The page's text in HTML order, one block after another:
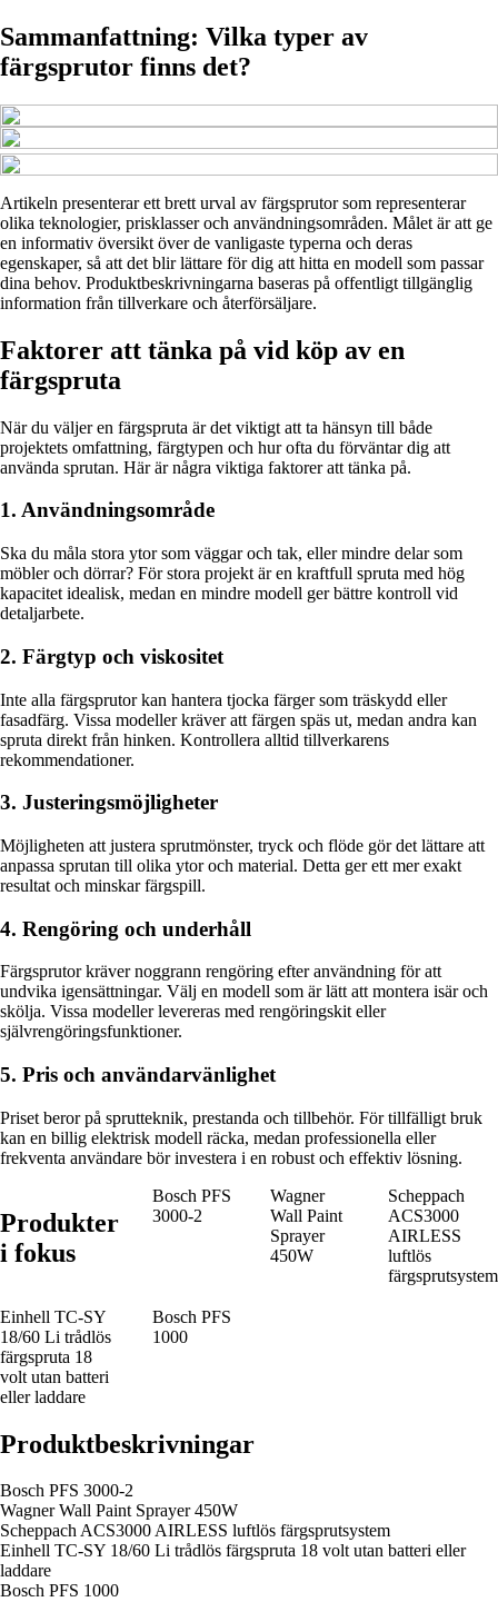
Sammanfattning: Vilka typer av
färgsprutor finns det?
Artikeln presenterar ett brett urval av färgsprutor som representerar
olika teknologier, prisklasser och användningsområden. Målet är att ge
en informativ översikt över de vanligaste typerna och deras
egenskaper, så att det blir lättare för dig att hitta en modell som passar
dina behov. Produktbeskrivningarna baseras på offentligt tillgänglig
information från tillverkare och återförsäljare.
Faktorer att tänka på vid köp av en
färgspruta
När du väljer en färgspruta är det viktigt att ta hänsyn till både
projektets omfattning, färgtypen och hur ofta du förväntar dig att
använda sprutan. Här är några viktiga faktorer att tänka på.
1. Användningsområde
Ska du måla stora ytor som väggar och tak, eller mindre delar som
möbler och dörrar? För stora projekt är en kraftfull spruta med hög
kapacitet idealisk, medan en mindre modell ger bättre kontroll vid
detaljarbete.
2. Färgtyp och viskositet
Inte alla färgsprutor kan hantera tjocka färger som träskydd eller
fasadfärg. Vissa modeller kräver att färgen späs ut, medan andra kan
spruta direkt från hinken. Kontrollera alltid tillverkarens
rekommendationer.
3. Justeringsmöjligheter
Möjligheten att justera sprutmönster, tryck och flöde gör det lättare att
anpassa sprutan till olika ytor och material. Detta ger ett mer exakt
resultat och minskar färgspill.
4. Rengöring och underhåll
Färgsprutor kräver noggrann rengöring efter användning för att
undvika igensättningar. Välj en modell som är lätt att montera isär och
skölja. Vissa modeller levereras med rengöringskit eller
självrengöringsfunktioner.
5. Pris och användarvänlighet
Priset beror på sprutteknik, prestanda och tillbehör. För tillfälligt bruk
kan en billig elektrisk modell räcka, medan professionella eller
frekventa användare bör investera i en robust och effektiv lösning.
Produkter
i fokus
Bosch PFS
3000-2
Wagner
Wall Paint
Sprayer
450W
Scheppach
ACS3000
AIRLESS
luftlös
färgsprutsystem
Einhell TC-SY
18/60 Li trådlös
färgspruta 18
volt utan batteri
eller laddare
Bosch PFS
1000
Produktbeskrivningar
Bosch PFS 3000-2
Wagner Wall Paint Sprayer 450W
Scheppach ACS3000 AIRLESS luftlös färgsprutsystem
Einhell TC-SY 18/60 Li trådlös färgspruta 18 volt utan batteri eller
laddare
Bosch PFS 1000